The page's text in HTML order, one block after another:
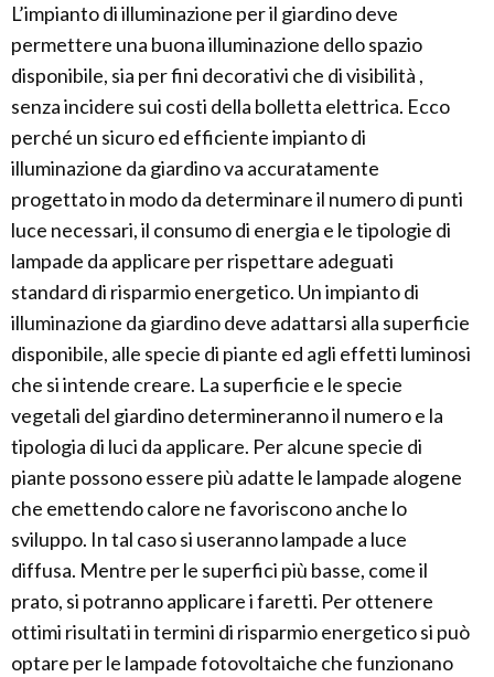
L’impianto di illuminazione per il giardino deve
permettere una buona illuminazione dello spazio
disponibile, sia per fini decorativi che di visibilità ,
senza incidere sui costi della bolletta elettrica. Ecco
perché un sicuro ed efficiente impianto di
illuminazione da giardino va accuratamente
progettato in modo da determinare il numero di punti
luce necessari, il consumo di energia e le tipologie di
lampade da applicare per rispettare adeguati
standard di risparmio energetico. Un impianto di
illuminazione da giardino deve adattarsi alla superficie
disponibile, alle specie di piante ed agli effetti luminosi
che si intende creare. La superficie e le specie
vegetali del giardino determineranno il numero e la
tipologia di luci da applicare. Per alcune specie di
piante possono essere più adatte le lampade alogene
che emettendo calore ne favoriscono anche lo
sviluppo. In tal caso si useranno lampade a luce
diffusa. Mentre per le superfici più basse, come il
prato, si potranno applicare i faretti. Per ottenere
ottimi risultati in termini di risparmio energetico si può
optare per le lampade fotovoltaiche che funzionano